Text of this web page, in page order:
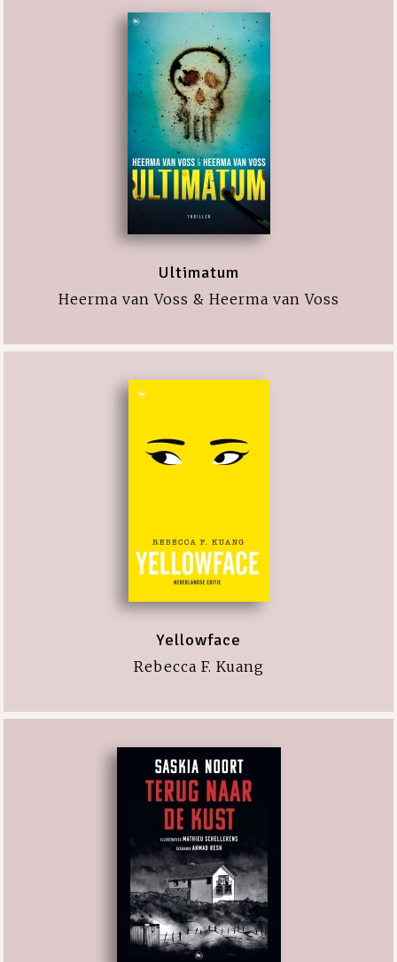
Ultimatum
Heerma van Voss & Heerma van Voss
Yellowface
Rebecca F. Kuang